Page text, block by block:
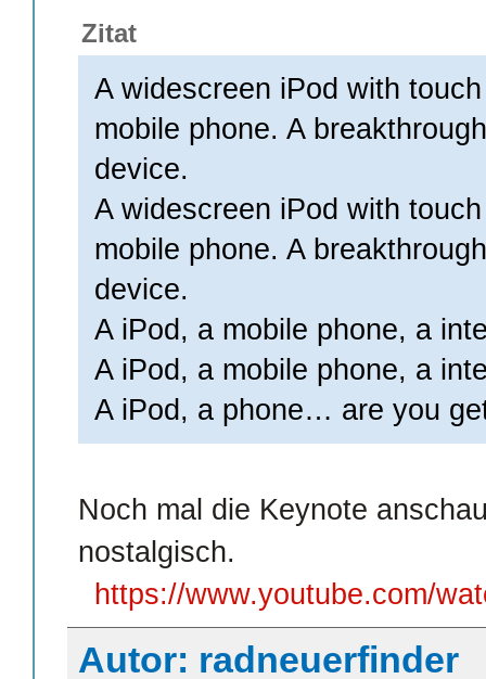
Zitat
A widescreen iPod with
mobile phone. A
device.
A widescreen iPod with
mobile phone. A
device.
A iPod, a mobile phone, a
A iPod, a mobile phone, a
A iPod, a phone… are you
Noch mal die Keynote
nostalgisch.
https://www.youtube.com/
Autor: radneuerfinder